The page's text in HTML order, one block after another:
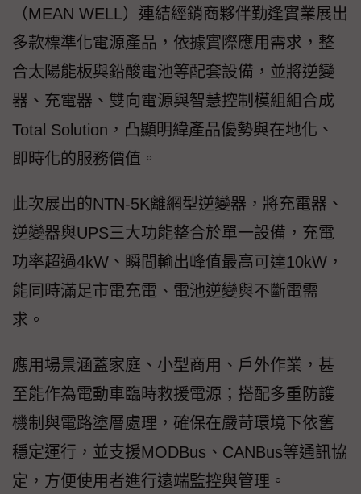
（MEAN WELL）連結經銷商夥伴勤逢實業展出
多款標準化電源產品，依據實際應用需求，整
合太陽能板與鉛酸電池等配套設備，並將逆變
器、充電器、雙向電源與智慧控制模組組合成
Total Solution，凸顯明緯產品優勢與在地化、
即時化的服務價值。
此次展出的NTN-5K離網型逆變器，將充電器、
逆變器與UPS三大功能整合於單一設備，充電
功率超過4kW、瞬間輸出峰值最高可達10kW，
能同時滿足市電充電、電池逆變與不斷電需
求。
應用場景涵蓋家庭、小型商用、戶外作業，甚
至能作為電動車臨時救援電源；搭配多重防護
機制與電路塗層處理，確保在嚴苛環境下依舊
穩定運行，並支援MODBus、CANBus等通訊協
定，方便使用者進行遠端監控與管理。